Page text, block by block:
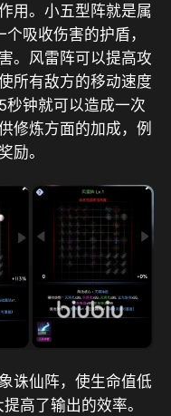
用。小五型阵就是属
吸收伤害的护盾，
。风雷阵可以提高攻
所有敌方的移动速度
秒钟就可以造成一次
修炼方面的加成，例
励。
诛仙阵，使生命值低
高了输出的效率。